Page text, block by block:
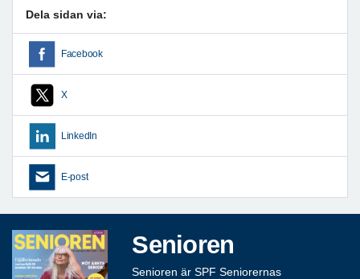
Dela sidan via:
Facebook
X
LinkedIn
E-post
Senioren
Senioren är SPF Seniorernas